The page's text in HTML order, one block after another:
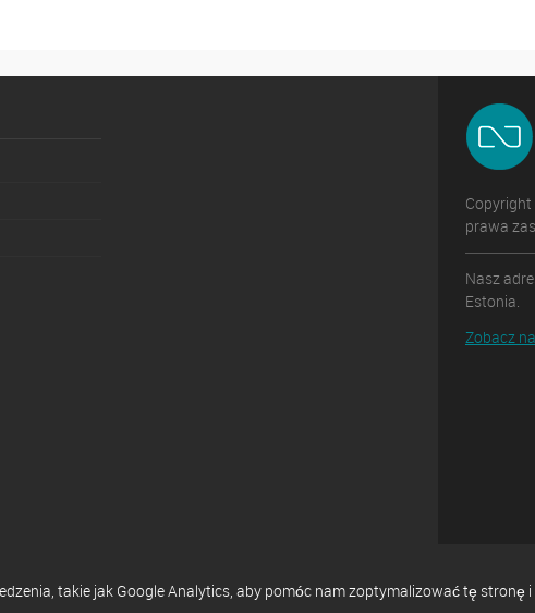
prawa
Nasz
Estonia.
Zobacz
takie jak Google Analytics, aby pomóc nam zoptymalizować tę